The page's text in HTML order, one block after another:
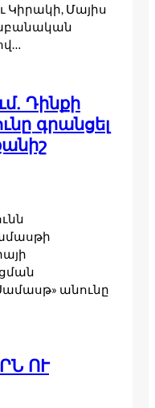
Կիրակի, Մայիս
Դինքի
գրանցել
անունը
ՈՒ